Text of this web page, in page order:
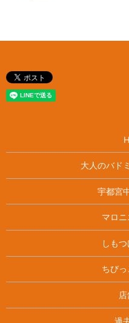
大人のバド
宇都宮
マロ
しも
ちび
過